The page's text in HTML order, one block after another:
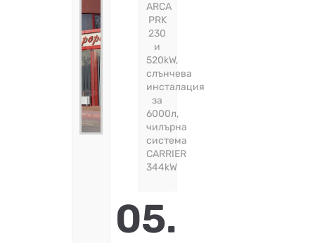
ARCA
PRK
230
и
520kW,
слънчева
инсталация
за
6000л,
чилърна
система
CARRIER
344kW
05.